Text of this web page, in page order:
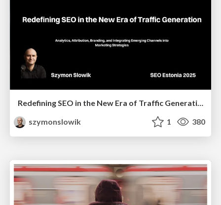
Redefining SEO in the New Era of Traffic Generation
szymonslowik
1 380